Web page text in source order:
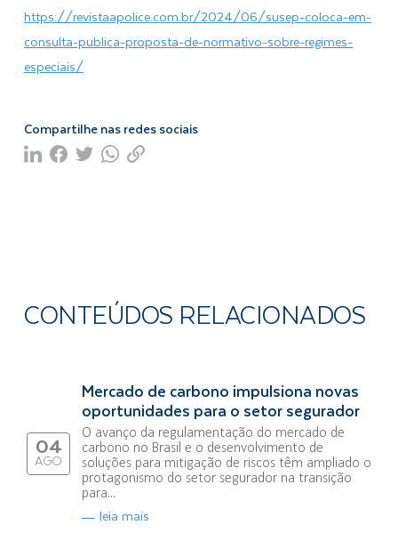
https://revistaapolice.com.br/2024/06/susep-coloca-em-
consulta-publica-proposta-de-normativo-sobre-regimes-
especiais/
Compartilhe nas redes sociais
CONTEÚDOS RELACIONADOS
04
AGO
Mercado de carbono impulsiona novas
oportunidades para o setor segurador
O avanço da regulamentação do mercado de
carbono no Brasil e o desenvolvimento de
soluções para mitigação de riscos têm ampliado o
protagonismo do setor segurador na transição
para...
leia mais